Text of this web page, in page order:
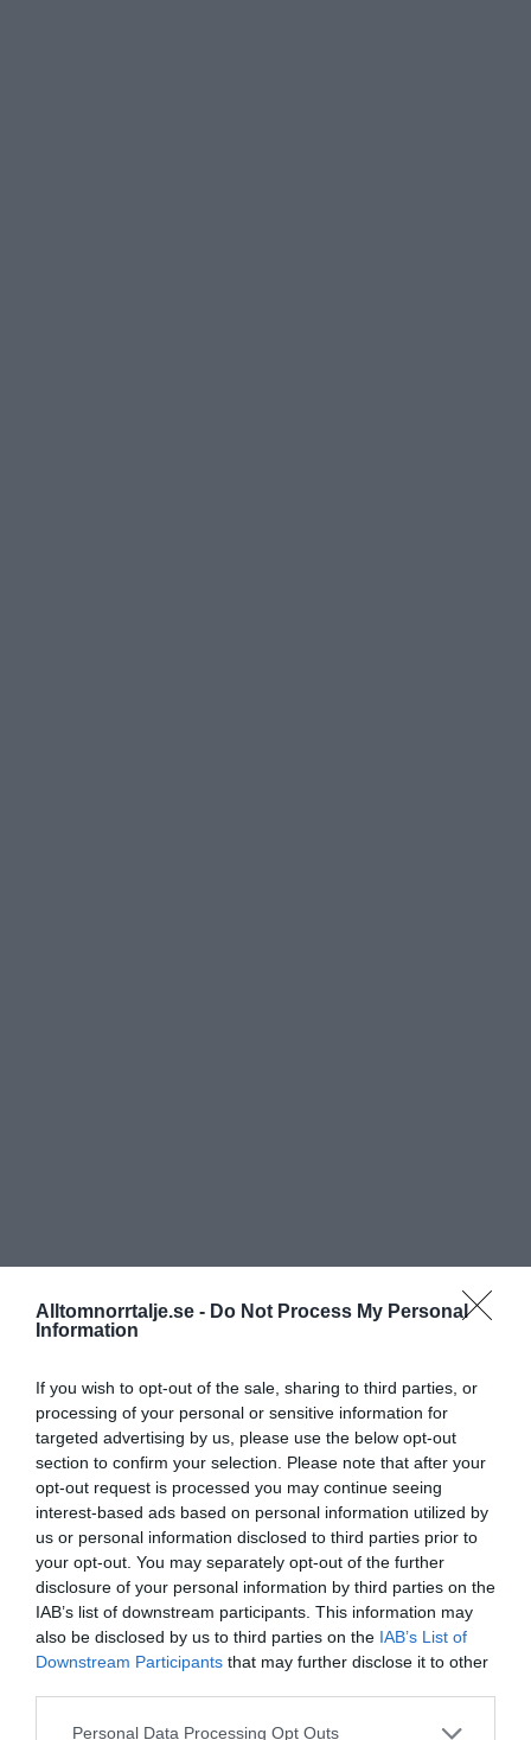
Alltomnorrtalje.se - Do Not Process My Personal
Information
If you wish to opt-out of the sale, sharing to third parties, or
processing of your personal or sensitive information for
targeted advertising by us, please use the below opt-out
section to confirm your selection. Please note that after your
opt-out request is processed you may continue seeing
interest-based ads based on personal information utilized by
us or personal information disclosed to third parties prior to
your opt-out. You may separately opt-out of the further
disclosure of your personal information by third parties on the
IAB’s list of downstream participants. This information may
also be disclosed by us to third parties on the IAB’s List of
Downstream Participants that may further disclose it to other
Personal Data Processing Opt Outs